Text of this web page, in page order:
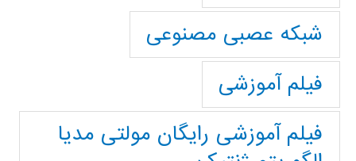
شبکه عصبی مصنوعی
فیلم آموزشی
فیلم آموزشی رایگان مولتی مدیا